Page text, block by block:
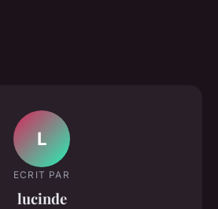
L
ECRIT PAR
lucinde